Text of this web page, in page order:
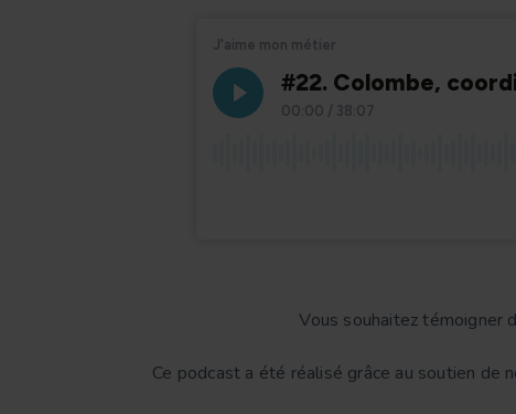
Vous souhaitez témoigner
Ce podcast a été réalisé grâce au soutien de